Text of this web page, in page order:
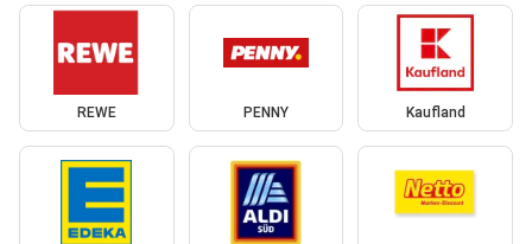
REWE PENNY Kaufland